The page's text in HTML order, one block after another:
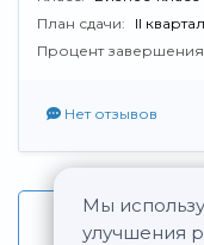
Мы
улучшения
План сдачи:
II
Процент
Нет отзывов
Все